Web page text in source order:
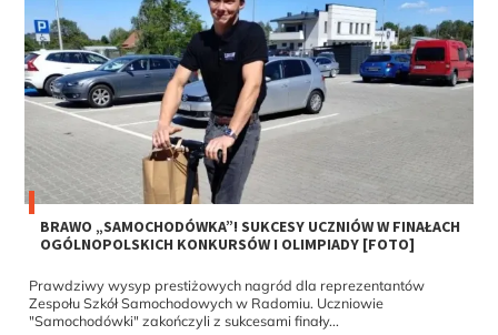
BRAWO „SAMOCHODÓWKA”! SUKCESY UCZNIÓW W FINAŁACH
OGÓLNOPOLSKICH KONKURSÓW I OLIMPIADY [FOTO]
Prawdziwy wysyp prestiżowych nagród dla reprezentantów
Zespołu Szkół Samochodowych w Radomiu. Uczniowie
"Samochodówki" zakończyli z sukcesami finały...